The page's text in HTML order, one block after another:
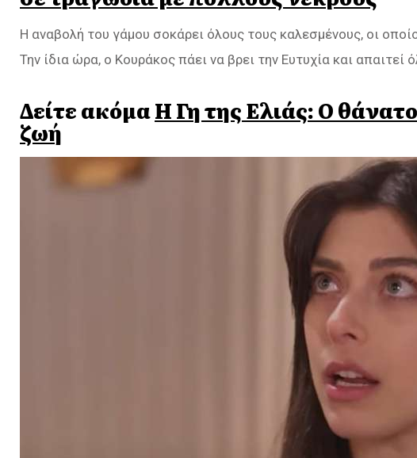
Η αναβολή του γάμου σοκάρει όλους τους καλεσμένους, οι
Την ίδια ώρα, ο Κουράκος πάει να βρει την Ευτυχία και απαιτεί
Δείτε ακόμαΗ Γη της Ελιάς: Ο
ζωή